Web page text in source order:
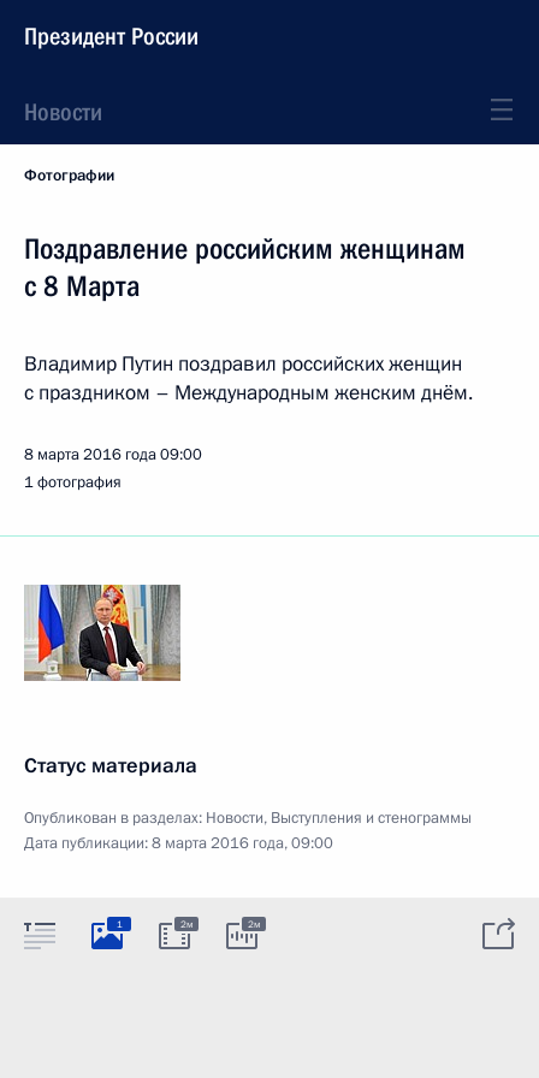
Президент России
Новости
Фотографии
Поздравление российским женщинам
с 8 Марта
Владимир Путин поздравил российских женщин
с праздником – Международным женским днём.
8 марта 2016 года09:00
1 фотография
Статус материала
Опубликован в разделах: Новости, Выступления и стенограммы
Дата публикации:8 марта 2016 года, 09:00
1 2м 2м